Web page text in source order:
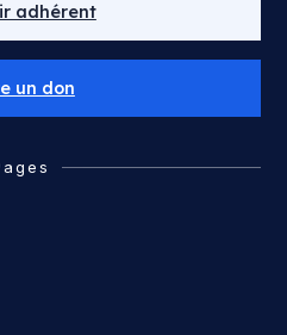
adhérent
un don